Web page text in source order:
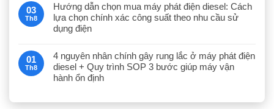
03
Th8
Hướng dẫn chọn mua máy phát điện diesel: Cách
lựa chọn chính xác công suất theo nhu cầu sử
dụng điện
01
Th8
4 nguyên nhân chính gây rung lắc ở máy phát điện
diesel + Quy trình SOP 3 bước giúp máy vận
hành ổn định